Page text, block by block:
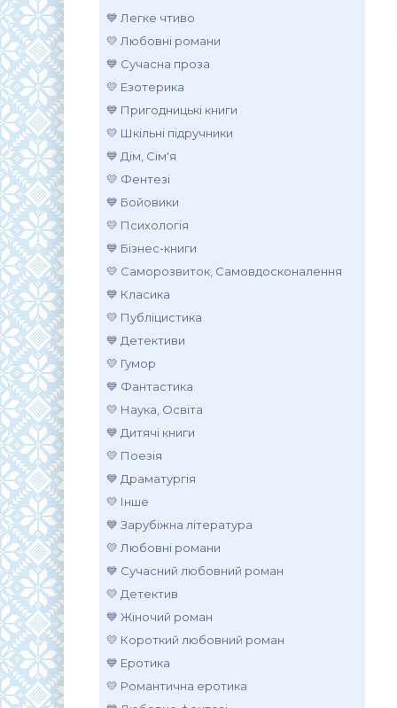
💙 Легке чтиво
💛 Любовні романи
💙 Сучасна проза
💛 Езотерика
💙 Пригодницькі книги
💛 Шкільні підручники
💙 Дім, Сім'я
💛 Фентезі
💙 Бойовики
💛 Психологія
💙 Бізнес-книги
💛 Саморозвиток, Самовдосконалення
💙 Класика
💛 Публіцистика
💙 Детективи
💛 Гумор
💙 Фантастика
💛 Наука, Освіта
💙 Дитячі книги
💛 Поезія
💙 Драматургія
💛 Інше
💙 Зарубіжна література
💛 Любовні романи
💙 Сучасний любовний роман
💛 Детектив
💙 Жіночий роман
💛 Короткий любовний роман
💙 Еротика
💛 Романтична еротика